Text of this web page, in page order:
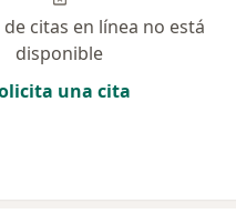
de citas en línea no está
disponible
una cita